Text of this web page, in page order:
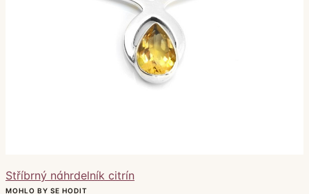
Stříbrný náhrdelník citrín
MOHLO BY SE HODIT